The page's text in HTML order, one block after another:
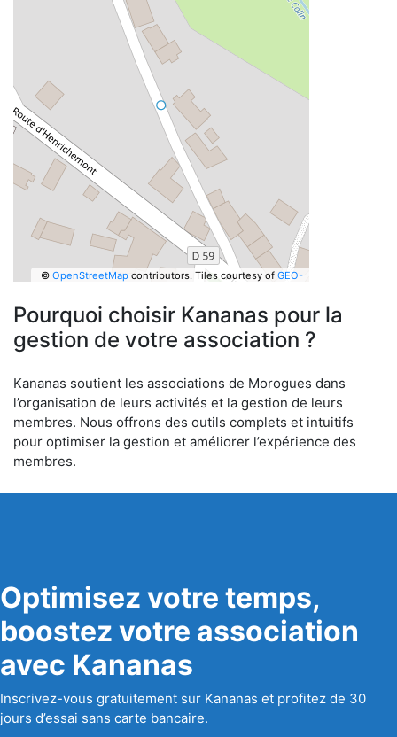
© OpenStreetMapcontributors. Tiles courtesy of GEO-
Pourquoi choisir Kananas pour la
gestion de votre association ?
Kananas soutient les associations de Morogues dans
l’organisation de leurs activités et la gestion de leurs
membres. Nous offrons des outils complets et intuitifs
pour optimiser la gestion et améliorer l’expérience des
membres.
Optimisez votre temps,
boostez votre association
avec Kananas
Inscrivez-vous gratuitement sur Kananas et profitez de 30
jours d’essai sans carte bancaire.